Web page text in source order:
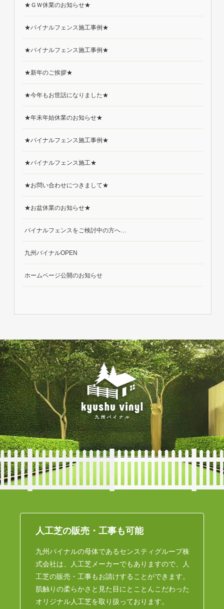
★ＧＷ休業のお知らせ★
★バイナルフェンス施工事例★
★バイナルフェンス施工事例★
★新年のご挨拶★
★今年もお世話になりました★
★年末年始休業のお知らせ★
★バイナルフェンス施工事例★
★バイナルフェンス施工★
★お問い合わせにつきまして★
★お盆休業のお知らせ★
バイナルフェンスをご検討中の方へ…
九州バイナルOPEN
ホームページ公開のお知らせ
人工芝の販売・工事も可能
九州バイナルの母体であるセンスティグループ株
式会社は、人工芝メーカーでもありますので、人
工芝の販売・工事もお請けすることができます。
肌触りの柔らかさと見た目にとことんこだわった
オリジナル人工芝を取り扱っております。